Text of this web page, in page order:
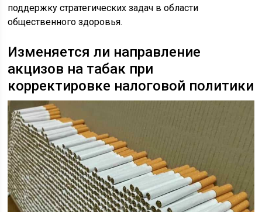
поддержку стратегических задач в области
общественного здоровья.
Изменяется ли направление
акцизов на табак при
корректировке налоговой политики